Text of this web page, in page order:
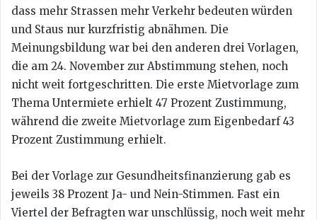
dass mehr Strassen mehr Verkehr bedeuten würden
und Staus nur kurzfristig abnähmen. Die
Meinungsbildung war bei den anderen drei Vorlagen,
die am 24. November zur Abstimmung stehen, noch
nicht weit fortgeschritten. Die erste Mietvorlage zum
Thema Untermiete erhielt 47 Prozent Zustimmung,
während die zweite Mietvorlage zum Eigenbedarf 43
Prozent Zustimmung erhielt.
Bei der Vorlage zur Gesundheitsfinanzierung gab es
jeweils 38 Prozent Ja- und Nein-Stimmen. Fast ein
Viertel der Befragten war unschlüssig, noch weit mehr